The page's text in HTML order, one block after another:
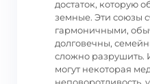
достаток, которую
земные. Эти союзы
гармоничными,
долговечны,
сложно разрушить.
могут некоторая